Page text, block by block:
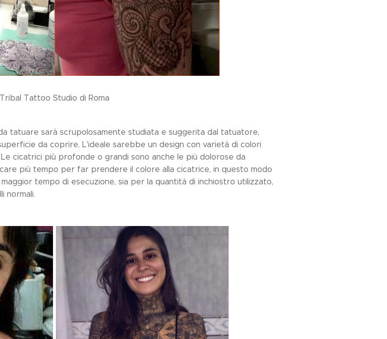
Tribal Tattoo Studio di Roma
tatuare sarà scrupolosamente studiata e suggerita dal tatuatore,
da coprire. L'ideale sarebbe un design con varietà di colori
cicatrici più profonde o grandi sono anche le più dolorose da
più tempo per far prendere il colore alla cicatrice, in questo modo
tempo di esecuzione, sia per la quantità di inchiostro utilizzato,
normali.